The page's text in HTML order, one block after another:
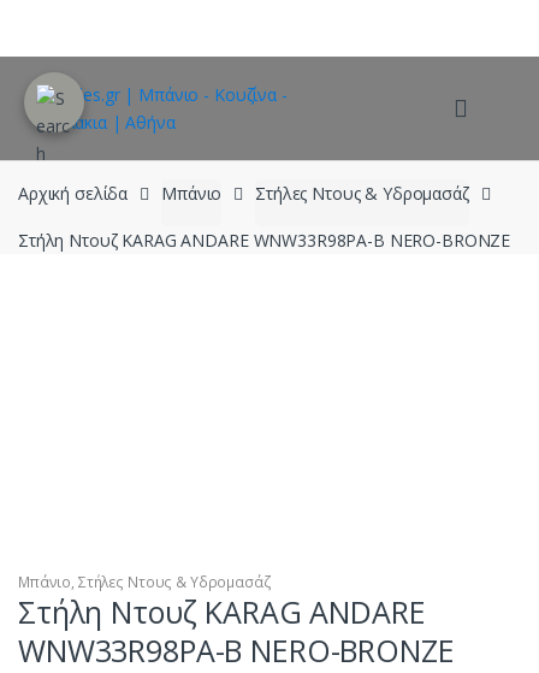
navigation
content
Αρχική σελίδα Μπάνιο Στήλες Ντους & Υδρομασάζ
Στήλη Ντουζ KARAG ANDARE WNW33R98PA-B NERO-BRONZE
Μπάνιο, Στήλες Ντους & Υδρομασάζ
Στήλη Ντουζ KARAG ANDARE
WNW33R98PA-B NERO-BRONZE